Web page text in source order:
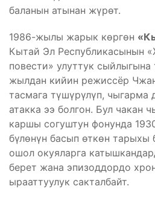
баланын атынан жүрөт.
1986-жылы жарык көргөн
Кытай Эл Республикасынын
повести» улуттук сыйлыгына
жылдан кийин режиссёр
тасмага түшүрүлүп, чыгарма
атакка ээ болгон. Бул чакан
каршы согуштун фонунда
бүлөнүн басып өткөн тарыхы
ошол окуяларга
берет жана эпизоддордо
ырааттуулук сакталбайт.